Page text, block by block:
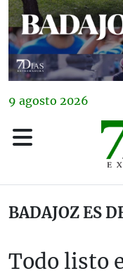
9 agosto 2026
BADAJOZ ES
Todo listo